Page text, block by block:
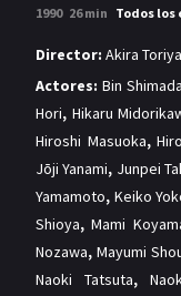
1990 26 min Todos los
Director: Akira
Actores: Bin Shimada
Hori, Hikaru
Hiroshi Masuoka,
Jōji Yanami, Junpei
Yamamoto, Keiko
Shioya,Mami
Nozawa,Mayumi
Naoki Tatsuta,